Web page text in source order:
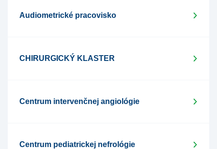
Audiometrické pracovisko
CHIRURGICKÝ KLASTER
Centrum intervenčnej angiológie
Centrum pediatrickej nefrológie